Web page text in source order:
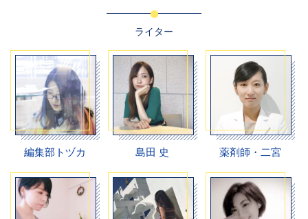
ライター
編集部トヅカ 島田 史 薬剤師・二宮